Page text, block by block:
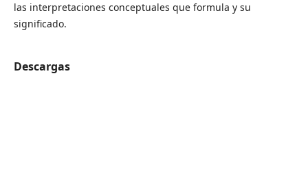
las interpretaciones conceptuales que formula y su
significado.
Descargas